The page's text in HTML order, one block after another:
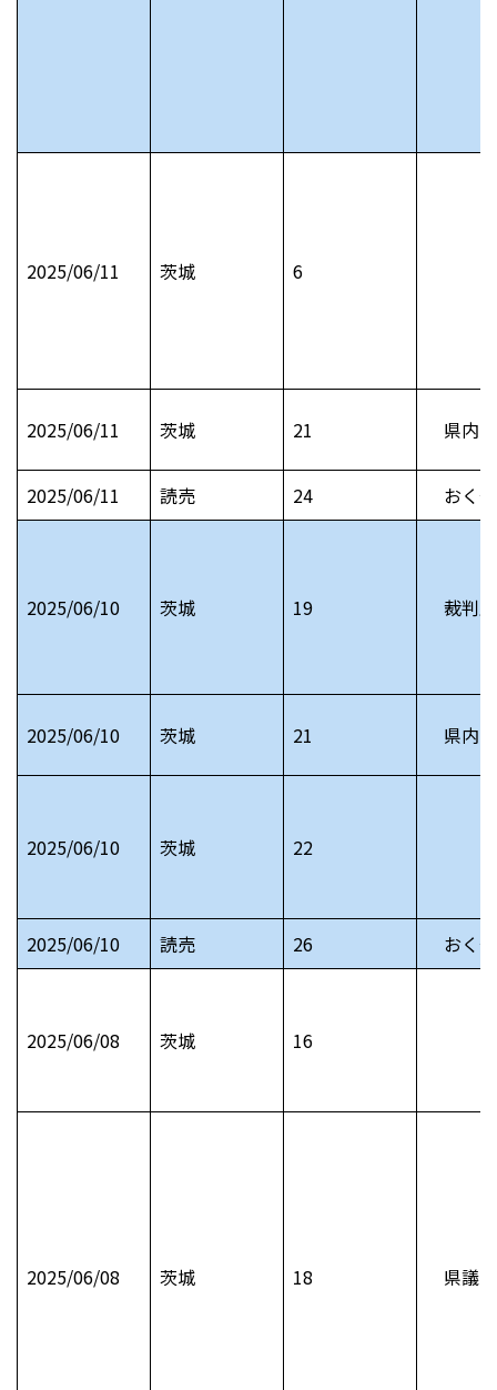
2025/06/11 茨城 6
2025/06/11 茨城 21 県内
2025/06/11 読売 24 おく
2025/06/10 茨城 19 裁判
2025/06/10 茨城 21 県内
2025/06/10 茨城 22
2025/06/10 読売 26 おく
2025/06/08 茨城 16
2025/06/08 茨城 18 県議